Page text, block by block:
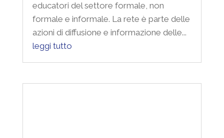
educatori del settore formale, non
formale e informale. La rete è parte delle
azioni di diffusione e informazione delle...
leggi tutto